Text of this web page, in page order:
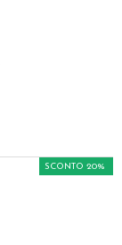
SCONTO 20%